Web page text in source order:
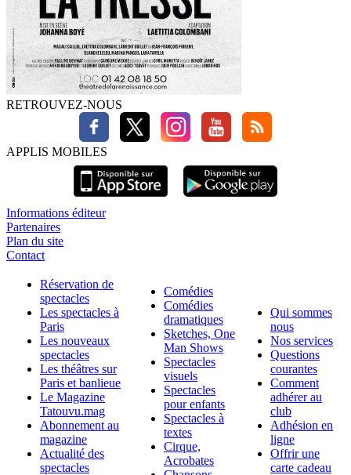
RETROUVEZ-NOUS
APPLIS MOBILES
Informations éditeur
Partenaires
Plan du site
Contact
Réservation de
spectacles
Les spectacles à
Paris
Les nouveaux
spectacles
Les théâtres sur
Paris et banlieue
Le Magazine
Tatouvu.mag
Abonnement au
magazine
Actualité des
spectacles
Comédies
Comédies
dramatiques
Sketches, One
Man Shows
Spectacles
visuels
Spectacles
pour enfants
Spectacles à
textes
Cirque,
Acrobates
Qui sommes
nous
Nos services
Questions
courantes
Comment
adhérer au
club
Adhésion en
ligne
Offrir une
carte cadeau